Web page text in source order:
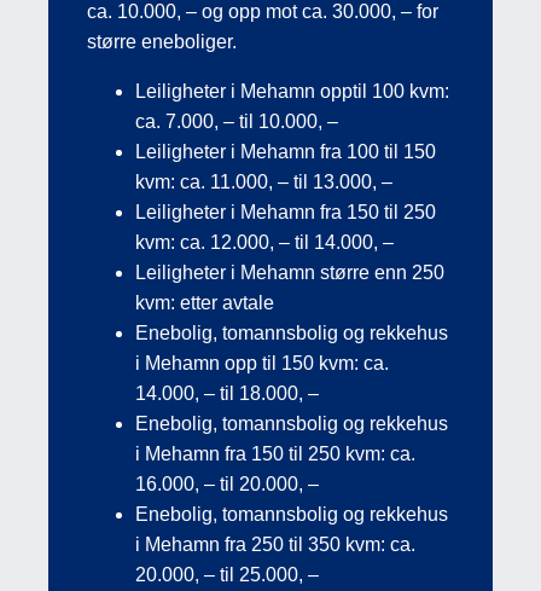
ca. 10.000, – og opp mot ca. 30.000, – for
større eneboliger.
Leiligheter i Mehamn opptil 100 kvm:
ca. 7.000, – til 10.000, –
Leiligheter i Mehamn fra 100 til 150
kvm: ca. 11.000, – til 13.000, –
Leiligheter i Mehamn fra 150 til 250
kvm: ca. 12.000, – til 14.000, –
Leiligheter i Mehamn større enn 250
kvm: etter avtale
Enebolig, tomannsbolig og rekkehus
i Mehamn opp til 150 kvm: ca.
14.000, – til 18.000, –
Enebolig, tomannsbolig og rekkehus
i Mehamn fra 150 til 250 kvm: ca.
16.000, – til 20.000, –
Enebolig, tomannsbolig og rekkehus
i Mehamn fra 250 til 350 kvm: ca.
20.000, – til 25.000, –